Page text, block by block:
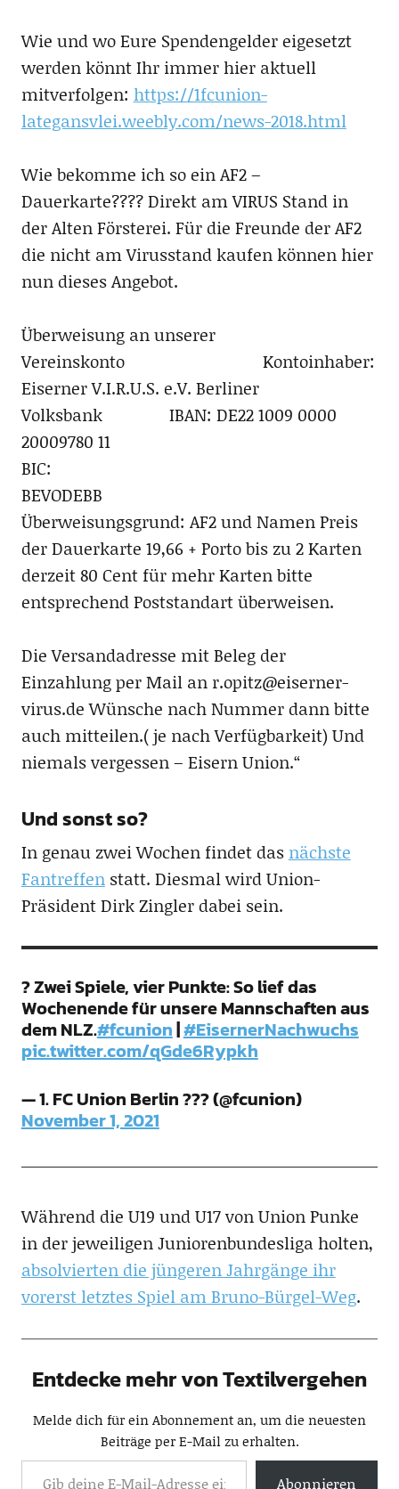
Wie und wo Eure Spendengelder eigesetzt
werden könnt Ihr immer hier aktuell
mitverfolgen: https://1fcunion-
lategansvlei.weebly.com/news-2018.html
Wie bekomme ich so ein AF2 –
Dauerkarte???? Direkt am VIRUS Stand in
der Alten Försterei. Für die Freunde der AF2
die nicht am Virusstand kaufen können hier
nun dieses Angebot.
Überweisung an unserer
Vereinskonto Kontoinhaber:
Eiserner V.I.R.U.S. e.V. Berliner
Volksbank IBAN: DE22 1009 0000
20009780 11
BIC:
BEVODEBB
Überweisungsgrund: AF2 und Namen Preis
der Dauerkarte 19,66 + Porto bis zu 2 Karten
derzeit 80 Cent für mehr Karten bitte
entsprechend Poststandart überweisen.
Die Versandadresse mit Beleg der
Einzahlung per Mail an r.opitz@eiserner-
virus.de Wünsche nach Nummer dann bitte
auch mitteilen.( je nach Verfügbarkeit) Und
niemals vergessen – Eisern Union.“
Und sonst so?
In genau zwei Wochen findet das nächste
Fantreffenstatt. Diesmal wird Union-
Präsident Dirk Zingler dabei sein.
? Zwei Spiele, vier Punkte: So lief das
Wochenende für unsere Mannschaften aus
dem NLZ.#fcunion|#EisernerNachwuchs
pic.twitter.com/qGde6Rypkh
— 1. FC Union Berlin ??? (@fcunion)
November 1, 2021
Während die U19 und U17 von Union Punke
in der jeweiligen Juniorenbundesliga holten,
absolvierten die jüngeren Jahrgänge ihr
vorerst letztes Spiel am Bruno-Bürgel-Weg.
Entdecke mehr von Textilvergehen
Melde dich für ein Abonnement an, um die neuesten
Beiträge per E-Mail zu erhalten.
Abonnieren